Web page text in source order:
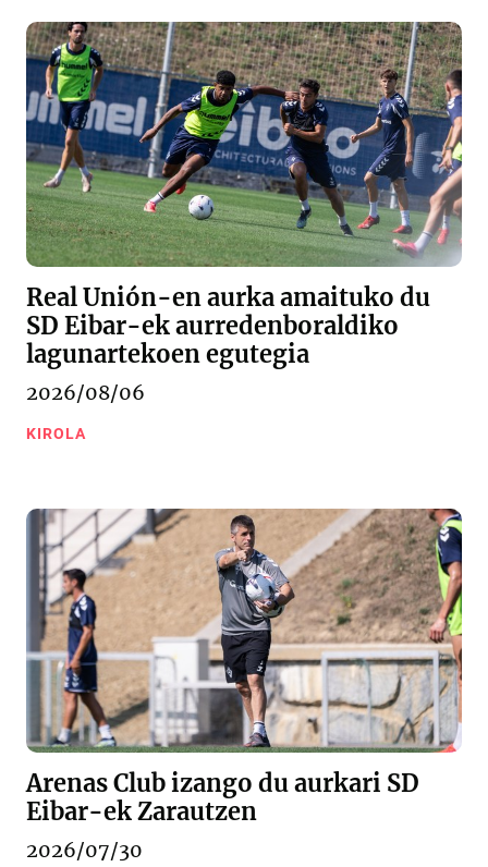
Real Unión-en aurka amaituko du
SD Eibar-ek aurredenboraldiko
lagunartekoen egutegia
2026/08/06
KIROLA
Arenas Club izango du aurkari SD
Eibar-ek Zarautzen
2026/07/30